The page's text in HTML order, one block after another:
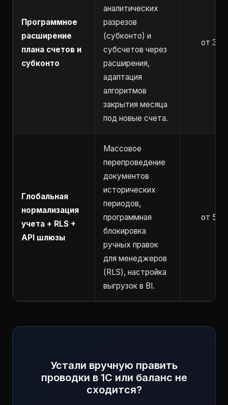
Программное
расширение
плана счетов и
субконто
аналитических
разрезов
(субконто) и
субсчетов через
расширения,
адаптация
алгоритмов
закрытия месяца
под новые счета.
от 3
Глобальная
нормализация
учета + RLS +
API шлюзы
Массовое
перепроведение
документов
исторических
периодов,
программная
блокировка
ручных правок
для менеджеров
(RLS), настройка
выгрузок в BI.
от 5
Устали вручную править
проводки в 1С или баланс не
сходится?